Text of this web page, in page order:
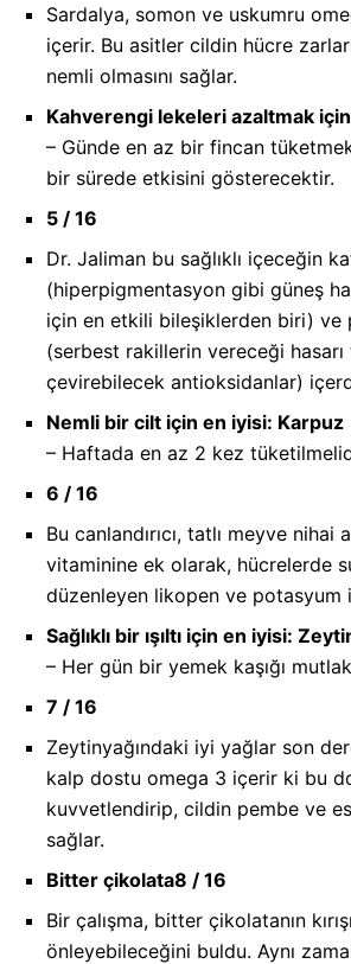
Sardalya, somon ve uskumru
içerir. Bu asitler cildin hücre
nemli olmasını sağlar.
Kahverengi lekeleri azaltmak
– Günde en az bir fincan
bir sürede etkisini gösterecektir.
5 / 16
Dr. Jaliman bu sağlıklı içeceğin
(hiperpigmentasyon gibi güneş
için en etkili bileşiklerden biri) ve
(serbest rakillerin vereceği hasarı
çevirebilecek antioksidanlar)
Nemli bir cilt için en iyisi: Karpuz
– Haftada en az 2 kez
6 / 16
Bu canlandırıcı, tatlı meyve
vitaminine ek olarak, hücrelerde
düzenleyen likopen ve potasyum
Sağlıklı bir ışıltı için en iyisi:
– Her gün bir yemek kaşığı
7 / 16
Zeytinyağındaki iyi yağlar son
kalp dostu omega 3 içerir ki bu
kuvvetlendirip, cildin pembe ve
sağlar.
Bitter çikolata8 / 16
Bir çalışma, bitter çikolatanın
önleyebileceğini buldu. Aynı